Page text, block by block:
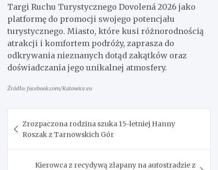
Targi Ruchu Turystycznego Dovolená 2026 jako
platformę do promocji swojego potencjału
turystycznego. Miasto, które kusi różnorodnością
atrakcji i komfortem podróży, zaprasza do
odkrywania nieznanych dotąd zakątków oraz
doświadczania jego unikalnej atmosfery.
Źródło: facebook.com/Katowice.eu
wpisu
Zrozpaczona rodzina szuka 15-letniej Hanny
Roszak z Tarnowskich Gór
Kierowca z recydywą złapany na autostradzie z